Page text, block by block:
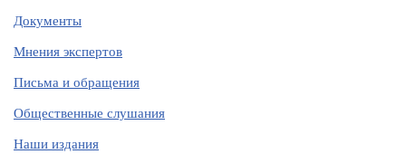
Документы
Мнения экспертов
Письма и обращения
Общественные слушания
Наши издания